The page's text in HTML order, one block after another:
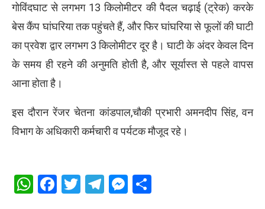
गोविंदघाट से लगभग 13 किलोमीटर की पैदल चढ़ाई (ट्रेक) करके
बेस कैंप घांघरिया तक पहुंचते हैं, और फिर घांघरिया से फूलों की घाटी
का प्रवेश द्वार लगभग 3 किलोमीटर दूर है। घाटी के अंदर केवल दिन
के समय ही रहने की अनुमति होती है, और सूर्यास्त से पहले वापस
आना होता है।
इस दौरान रेंजर चेतना कांडपाल,चौकी प्रभारी अमनदीप सिंह, वन
विभाग के अधिकारी कर्मचारी व पर्यटक मौजूद रहे।
WhatsApp
Facebook
Twitter
Telegram
Messenger